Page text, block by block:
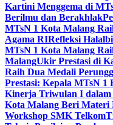
Kartini Menggema di
Berilmu dan Berakhlak
MTsN 1 Kota Malang
Agama RIRefleksi
MTsN 1 Kota Malang
MalangUkir Prestasi di
Raih Dua Medali
Prestasi: Kepala MTsN 1
Kinerja Triwulan I dalam
Kota Malang Beri Materi
Workshop SMK Telkom